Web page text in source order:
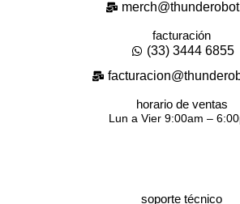
facturación
(33) 3444 6855
horario de ventas
Lun a Vier 9:00am –
soporte técnico